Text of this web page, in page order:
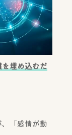
埋め込むだ
「感情が動